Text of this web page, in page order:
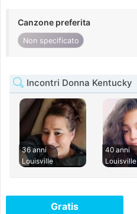
Canzone preferita
Non specificato
Incontri Donna Kentucky
36 anni
Louisville
40 anni
Louisville
Gratis